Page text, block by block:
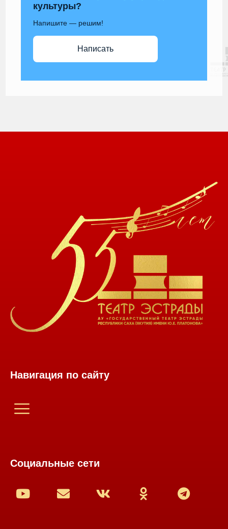
культуры?
Напишите — решим!
Написать
Навигация по сайту
Социальные сети